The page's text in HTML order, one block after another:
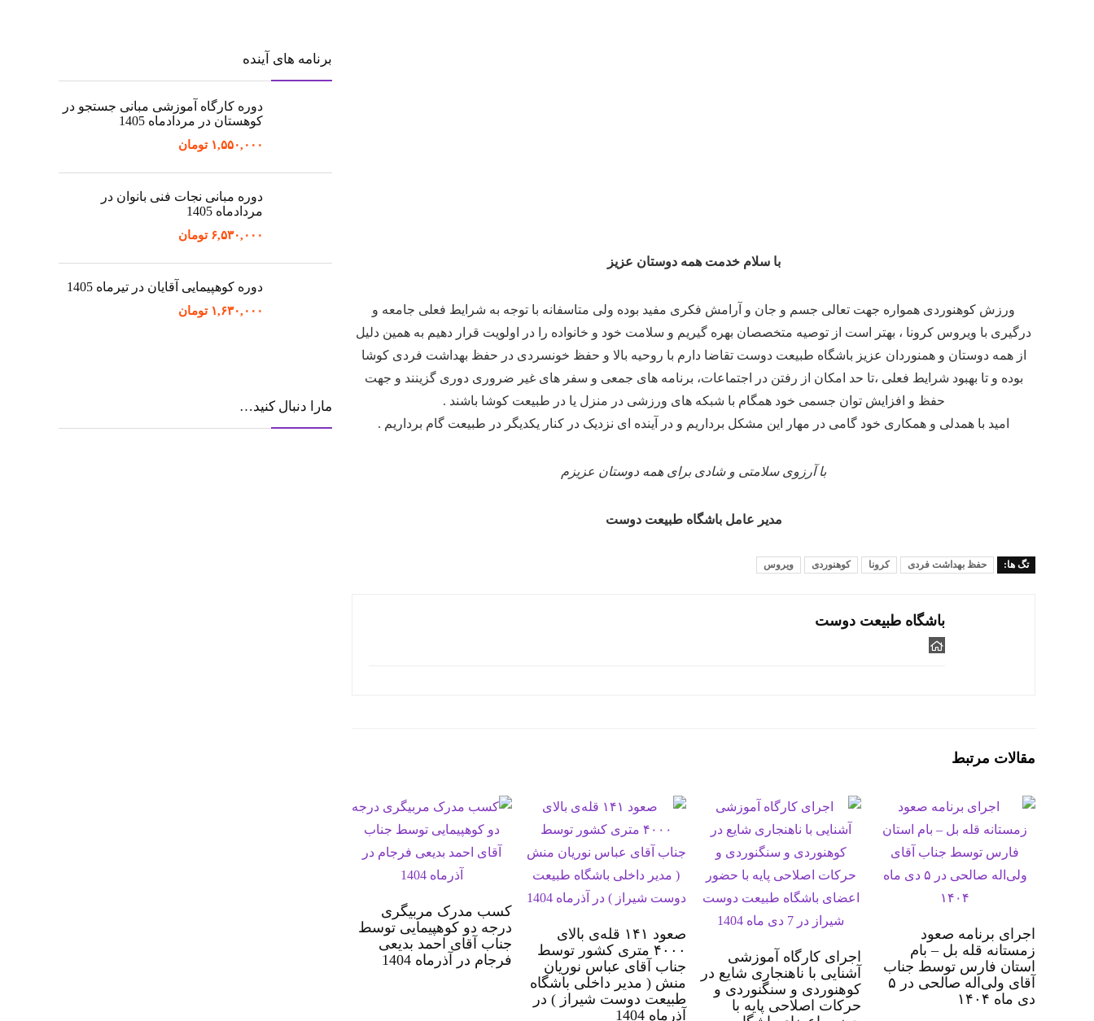
با سلام خدمت همه دوستان عزیز
ورزش کوهنوردی همواره جهت تعالی جسم و جان و آرامش فکری مفید بوده ولی متاسفانه با توجه به شرایط فعلی جامعه و
درگیری با ویروس کرونا ، بهتر است از توصیه متخصصان بهره گیریم و سلامت خود و خانواده را در اولویت قرار دهیم به همین دلیل
از همه دوستان و همنوردان عزیز باشگاه طبیعت دوست تقاضا دارم با روحیه بالا و حفظ خونسردی در حفظ بهداشت فردی کوشا
بوده و تا بهبود شرایط فعلی ،تا حد امکان از رفتن در اجتماعات، برنامه های جمعی و سفر های غیر ضروری دوری گزینند و جهت
حفظ و افزایش توان جسمی خود همگام با شبکه های ورزشی در منزل یا در طبیعت کوشا باشند .
امید با همدلی و همکاری خود گامی در مهار این مشکل برداریم و در آینده ای نزدیک در کنار یکدیگر در طبیعت گام برداریم .
با آرزوی سلامتی و شادی برای همه دوستان عزیزم
مدیر عامل باشگاه طبیعت دوست
تگ ها: حفظ بهداشت فردی کرونا کوهنوردی ویروس
باشگاه طبیعت دوست
مقالات مرتبط
اجرای برنامه صعود
زمستانه قله بل – بام
استان فارس توسط جناب
آقای ولی‌اله صالحی در ۵
دی ماه ۱۴۰۴
اجرای کارگاه آموزشی
آشنایی با ناهنجاری شایع در
کوهنوردی و سنگنوردی و
حرکات اصلاحی پایه با
صعود ۱۴۱ قله‌ی بالای
۴۰۰۰ متری کشور توسط
جناب آقای عباس نوریان
منش ( مدیر داخلی باشگاه
طبیعت دوست شیراز ) در
آذرماه 1404
کسب مدرک مربیگری
درجه دو کوهپیمایی توسط
جناب آقای احمد بدیعی
فرجام در آذرماه 1404
برنامه های آینده
دوره کارگاه آموزشی مبانی جستجو در
کوهستان در مردادماه 1405
۱,۵۵۰,۰۰۰ تومان
دوره مبانی نجات فنی بانوان در
مردادماه 1405
۶,۵۳۰,۰۰۰ تومان
دوره کوهپیمایی آقایان در تیرماه 1405
۱,۶۳۰,۰۰۰ تومان
مارا دنبال کنید…